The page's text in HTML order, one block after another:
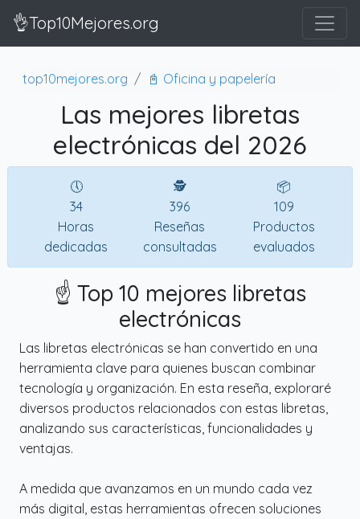
👌Top10Mejores.org
top10mejores.org 📓 Oficina y papelería
Las mejores libretas
electrónicas del 2026
🕔
34
Horas
dedicadas
🕵
396
Reseñas
consultadas
📦
109
Productos
evaluados
☝️ Top 10 mejores libretas
electrónicas
Las libretas electrónicas se han convertido en una
herramienta clave para quienes buscan combinar
tecnología y organización. En esta reseña, exploraré
diversos productos relacionados con estas libretas,
analizando sus características, funcionalidades y
ventajas.
A medida que avanzamos en un mundo cada vez
más digital, estas herramientas ofrecen soluciones